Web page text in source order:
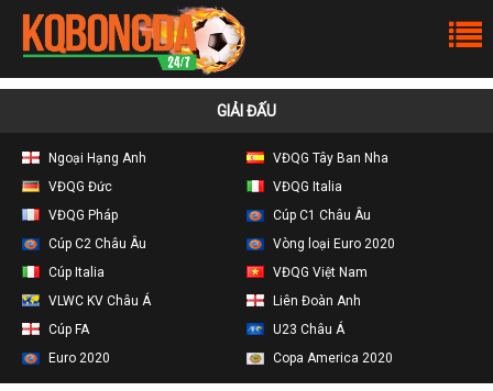
GIẢI ĐẤU
Ngoại Hạng Anh
VĐQG Tây Ban Nha
VĐQG Đức
VĐQG Italia
VĐQG Pháp
Cúp C1 Châu Âu
Cúp C2 Châu Âu
Vòng loại Euro 2020
Cúp Italia
VĐQG Việt Nam
VLWC KV Châu Á
Liên Đoàn Anh
Cúp FA
U23 Châu Á
Euro 2020
Copa America 2020